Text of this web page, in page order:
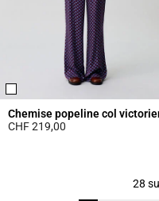
Chemise popeline col
CHF 219,00
28